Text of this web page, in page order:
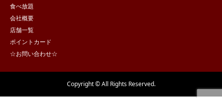
食べ放題
会社概要
店舗一覧
ポイントカード
☆お問い合わせ☆
Copyright © All Rights Reserved.